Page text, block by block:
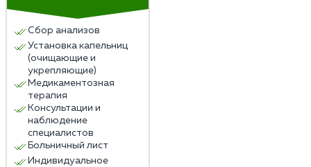
Сбор анализов
Установка капельниц
(очищающие и
укрепляющие)
Медикаментозная
терапия
Консультации и
наблюдение
специалистов
Больничный лист
Индивидуальное